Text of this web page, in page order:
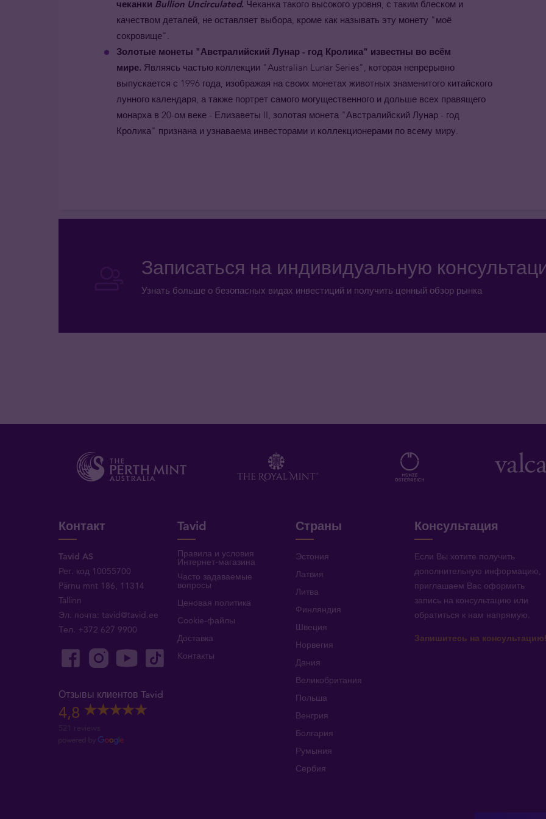
чеканки Bullion Uncirculated. Чеканка такого высокого уровня, с таким блеском и
качеством деталей, не оставляет выбора, кроме как называть эту монету "моё
сокровище".
Золотые монеты "Австралийский Лунар - год Кролика" известны во всём
мире. Являясь частью коллекции "Australian Lunar Series", которая непрерывно
выпускается с 1996 года, изображая на своих монетах животных знаменитого китайского
лунного календаря, а также портрет самого могущественного и дольше всех правящего
монарха в 20-ом веке - Елизаветы II, золотая монета "Австралийский Лунар - год
Кролика" признана и узнаваема инвесторами и коллекционерами по всему миру.
Записаться на индивидуальную
Узнать больше о безопасных видах инвестиций и получить ценный обзор рынка
Контакт
Tavid AS
Рег. код 10055700
Pärnu mnt 186, 11314
Tallinn
Эл. почта:tavid@tavid.ee
Тел. +372 627 9900
Отзывы клиентов Tavid
4,8
521 reviews
Tavid
Правила и условия
Интернет-магазина
Часто задаваемые
вопросы
Ценовая политика
Cookie-файлы
Доставка
Kонтакты
Страны
Эстония
Латвия
Литва
Финляндия
Швеция
Норвегия
Дания
Великобритания
Польша
Венгрия
Болгария
Румыния
Сербия
Консультация
Если Вы хотите получить
дополнительную информацию,
приглашаем Вас оформить
запись на консультацию или
обратиться к нам напрямую.
Запишитесь на консультацию!